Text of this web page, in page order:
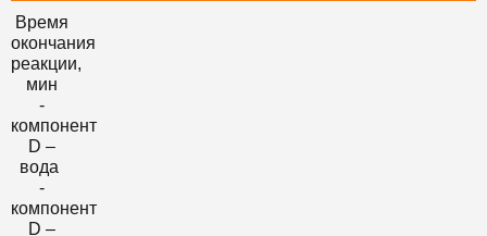
Время
окончания
реакции,
мин
-
компонент
D –
вода
-
компонент
D –